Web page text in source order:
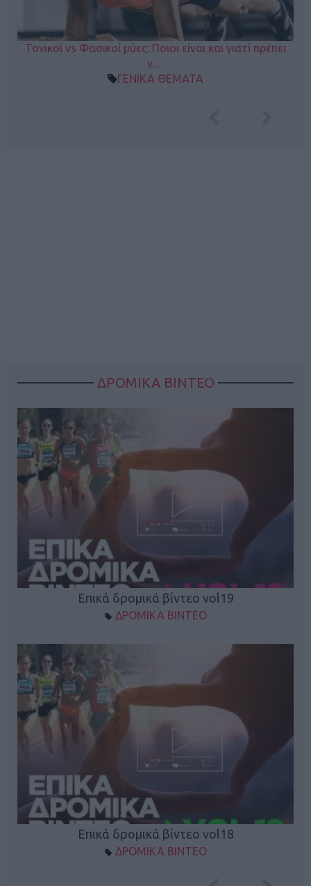
Τονικοί vs Φασικοί μύες: Ποιοι είναι και γιατί πρέπει
ν…
ΓΕΝΙΚΑ ΘΕΜΑΤΑ
ΔΡΟΜΙΚΑ ΒΙΝΤΕΟ
Επικά δρομικά βίντεο vol19
ΔΡΟΜΙΚΑ ΒΙΝΤΕΟ
Επικά δρομικά βίντεο vol18
ΔΡΟΜΙΚΑ ΒΙΝΤΕΟ